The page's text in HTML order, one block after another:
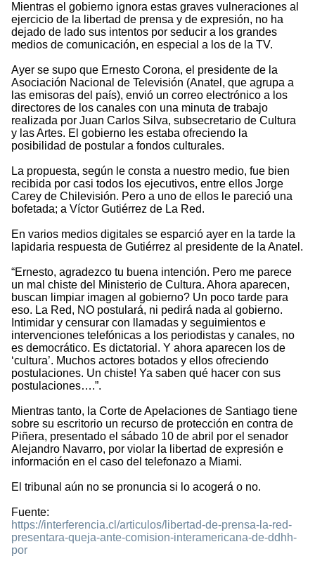
Mientras el gobierno ignora estas graves vulneraciones al
ejercicio de la libertad de prensa y de expresión, no ha
dejado de lado sus intentos por seducir a los grandes
medios de comunicación, en especial a los de la TV.
Ayer se supo que Ernesto Corona, el presidente de la
Asociación Nacional de Televisión (Anatel, que agrupa a
las emisoras del país), envió un correo electrónico a los
directores de los canales con una minuta de trabajo
realizada por Juan Carlos Silva, subsecretario de Cultura
y las Artes. El gobierno les estaba ofreciendo la
posibilidad de postular a fondos culturales.
La propuesta, según le consta a nuestro medio, fue bien
recibida por casi todos los ejecutivos, entre ellos Jorge
Carey de Chilevisión. Pero a uno de ellos le pareció una
bofetada; a Víctor Gutiérrez de La Red.
En varios medios digitales se esparció ayer en la tarde la
lapidaria respuesta de Gutiérrez al presidente de la Anatel.
“Ernesto, agradezco tu buena intención. Pero me parece
un mal chiste del Ministerio de Cultura. Ahora aparecen,
buscan limpiar imagen al gobierno? Un poco tarde para
eso. La Red, NO postulará, ni pedirá nada al gobierno.
Intimidar y censurar con llamadas y seguimientos e
intervenciones telefónicas a los periodistas y canales, no
es democrático. Es dictatorial. Y ahora aparecen los de
‘cultura’. Muchos actores botados y ellos ofreciendo
postulaciones. Un chiste! Ya saben qué hacer con sus
postulaciones….”.
Mientras tanto, la Corte de Apelaciones de Santiago tiene
sobre su escritorio un recurso de protección en contra de
Piñera, presentado el sábado 10 de abril por el senador
Alejandro Navarro, por violar la libertad de expresión e
información en el caso del telefonazo a Miami.
El tribunal aún no se pronuncia si lo acogerá o no.
Fuente:
https://interferencia.cl/articulos/libertad-de-prensa-la-red-
presentara-queja-ante-comision-interamericana-de-ddhh-
por